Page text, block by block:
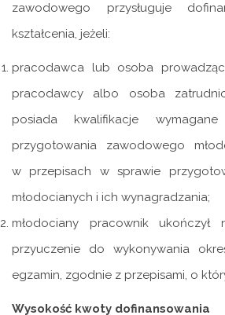
zawodowego przysługuje
kształcenia, jeżeli:
pracodawca lub osoba
pracodawcy albo osoba
posiada kwalifikacje
przygotowania zawodowego
w przepisach w sprawie
młodocianych i ich wynagradzania;
młodociany pracownik
przyuczenie do wykonywania
egzamin, zgodnie z przepisami, o
Wysokość kwoty dofinansowania